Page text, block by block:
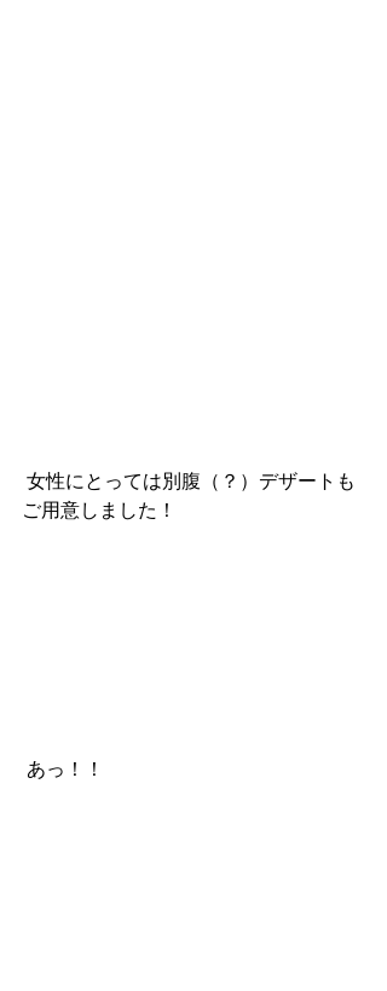
ご用意しました！
あっ！！